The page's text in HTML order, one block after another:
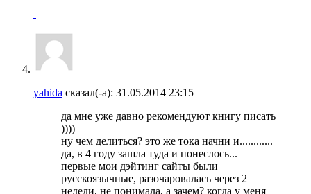
yahida сказал(-а): 31.05.2014 23:15
да мне уже давно рекомендуют книгу писать
))))
ну чем делиться? это же тока начни и............
да, в 4 году зашла туда и понеслось...
первые мои дэйтинг сайты были
русскоязычные, разочаровалась через 2
недели, не понимала, а зачем? когда у меня